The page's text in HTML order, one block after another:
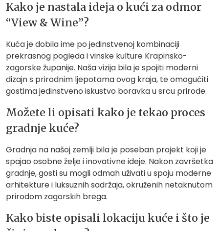
Kako je nastala ideja o kući za odmor
“View & Wine”?
Kuća je dobila ime po jedinstvenoj kombinaciji
prekrasnog pogleda i vinske kulture Krapinsko-
zagorske županije. Naša vizija bila je spojiti moderni
dizajn s prirodnim ljepotama ovog kraja, te omogućiti
gostima jedinstveno iskustvo boravka u srcu prirode.
Možete li opisati kako je tekao proces
gradnje kuće?
Gradnja na našoj zemlji bila je poseban projekt koji je
spajao osobne želje i inovativne ideje. Nakon završetka
gradnje, gosti su mogli odmah uživati u spoju moderne
arhitekture i luksuznih sadržaja, okruženih netaknutom
prirodom zagorskih brega.
Kako biste opisali lokaciju kuće i što je